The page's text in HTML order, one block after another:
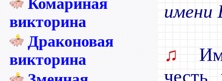
викторина
Драконовая
викторина
имени
♫
честь